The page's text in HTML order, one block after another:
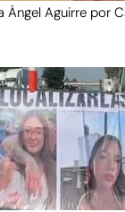
Ángel Aguirre por